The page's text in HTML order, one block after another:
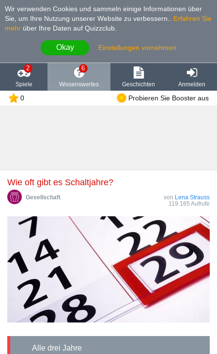
Wir verwenden Cookies und sammeln einige Informationen über
Sie, um Ihre Nutzung unserer Website zu verbessern.
Erfahren Sie
mehr über Ihre Daten auf Quizzclub.
Okay Einstellungen vornehmen
2
Spiele
6
Wissenswertes Geschichten Anmelden
0 Probieren Sie Booster aus
Wie oft gibt es Schaltjahre?
Gesellschaft von Lena Strauss
119.185 Aufrufe
Alle drei Jahre